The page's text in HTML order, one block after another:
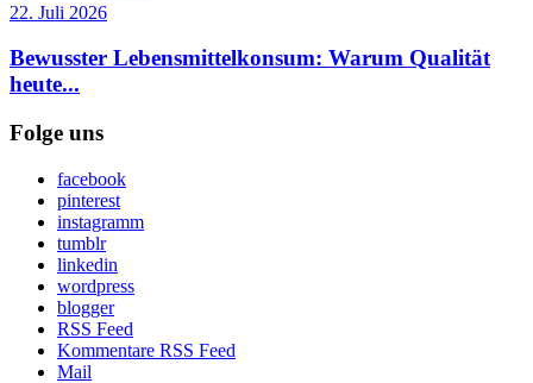
22. Juli 2026
Bewusster Lebensmittelkonsum: Warum Qualität
heute...
Folge uns
facebook
pinterest
instagramm
tumblr
linkedin
wordpress
blogger
RSS Feed
Kommentare RSS Feed
Mail